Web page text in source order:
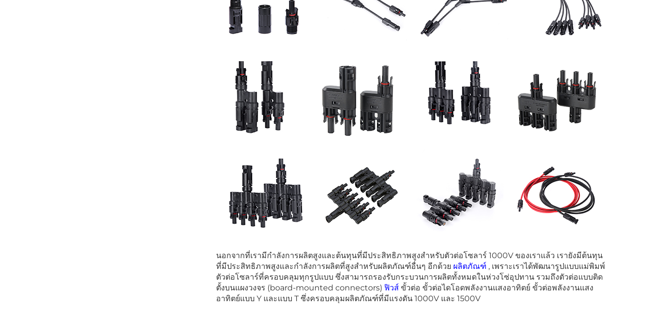
นอกจากที่เรามีกำลังการผลิตสูงและต้นทุนที่มีประสิทธิภาพสูงสำหรับตัวต่อโซลาร์ 1000V ของเราแล้ว เรายังมีต้นทุน
ที่มีประสิทธิภาพสูงและกำลังการผลิตที่สูงสำหรับผลิตภัณฑ์อื่นๆ อีกด้วย ผลิตภัณฑ์ , เพราะเราได้พัฒนารูปแบบแม่พิมพ์
ตัวต่อโซลาร์ที่ครอบคลุมทุกรูปแบบ ซึ่งสามารถรองรับกระบวนการผลิตทั้งหมดในห่วงโซ่อุปทาน รวมถึงตัวต่อแบบติด
ตั้งบนแผงวงจร (board-mounted connectors) ฟิวส์ ขั้วต่อ ขั้วต่อไดโอดพลังงานแสงอาทิตย์ ขั้วต่อพลังงานแสง
อาทิตย์แบบ Y และแบบ T ซึ่งครอบคลุมผลิตภัณฑ์ที่มีแรงดัน 1000V และ 1500V